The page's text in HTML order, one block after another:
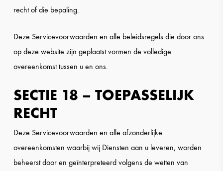
recht of die bepaling.
Deze Servicevoorwaarden en alle beleidsregels die door ons
op deze website zijn geplaatst vormen de volledige
overeenkomst tussen u en ons.
SECTIE 18 – TOEPASSELIJK
RECHT
Deze Servicevoorwaarden en alle afzonderlijke
overeenkomsten waarbij wij Diensten aan u leveren, worden
beheerst door en geïnterpreteerd volgens de wetten van